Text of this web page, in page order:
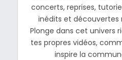
concerts, reprises,
inédits et découvertes
Plonge dans cet univers
tes propres vidéos,
inspire la